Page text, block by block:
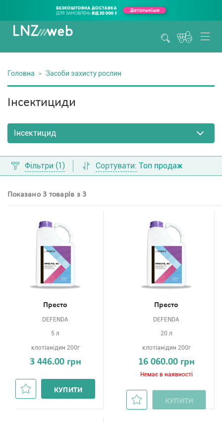
Головна Засоби захисту рослин
Інсектициди
Фільтри (1) Сортувати: Топ продаж
Показано 3 товарів з 3
Престо
DEFENDA
5 л
клотіанідин 200г
3 446.00 грн
КУПИТИ
Престо
DEFENDA
20 л
клотіанідин 200г
16 060.00 грн
Немає в наявності
КУПИТИ